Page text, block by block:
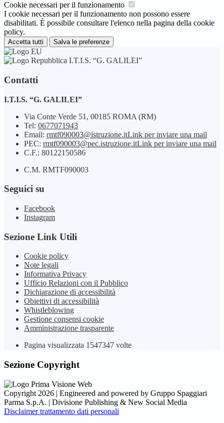
Cookie necessari per il funzionamento
I cookie necessari per il funzionamento non possono essere
disabilitati. È possibile consultare l'elenco nella pagina della cookie
policy.
Accetta tutti Salva le preferenze
I.T.I.S. “G. GALILEI”
Contatti
I.T.I.S. “G. GALILEI”
Via Conte Verde 51, 00185 ROMA (RM)
Tel: 0677071943
Email: rmtf090003@istruzione.itLink per inviare una mail
PEC: rmtf090003@pec.istruzione.itLink per inviare una mail
C.F.: 80122150586
C.M. RMTF090003
Seguici su
Facebook
Instagram
Sezione Link Utili
Cookie policy
Note legali
Informativa Privacy
Ufficio Relazioni con il Pubblico
Dichiarazione di accessibilità
Obiettivi di accessibilità
Whistleblowing
Gestione consensi cookie
Amministrazione trasparente
Pagina visualizzata 1547347 volte
Sezione Copyright
Copyright 2026 | Engineered and powered by Gruppo Spaggiari
Parma S.p.A. | Divisione Publishing & New Social Media
Disclaimer trattamento dati personali